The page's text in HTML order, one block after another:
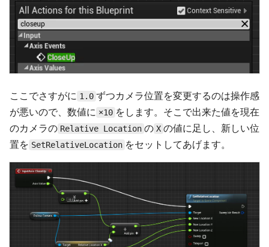
ここでさすがに 1.0 ずつカメラ位置を変更するのは操作感
が悪いので、数値に ×10 をします。そこで出来た値を現在
のカメラの Relative Location の X の値に足し、新しい位
置を SetRelativeLocation をセットしてあげます。